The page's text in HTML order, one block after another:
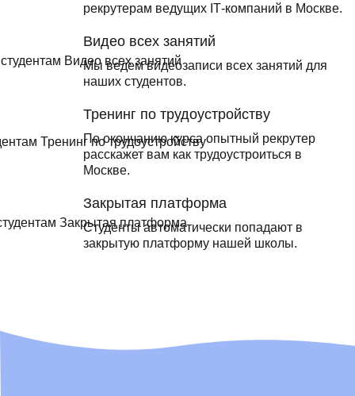
рекрутерам ведущих ІТ-компаний в Москве.
Видео всех занятий
Мы ведем видеозаписи всех занятий для
наших студентов.
Тренинг по трудоустройству
По окончанию курса опытный рекрутер
расскажет вам как трудоустроиться в
Москве.
Закрытая платформа
Студенты автоматически попадают в
закрытую платформу нашей школы.